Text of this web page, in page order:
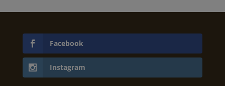
Facebook
Instagram